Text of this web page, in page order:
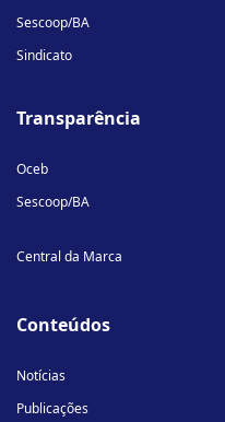
Sescoop/BA
Sindicato
Transparência
Oceb
Sescoop/BA
Central da Marca
Conteúdos
Notícias
Publicações